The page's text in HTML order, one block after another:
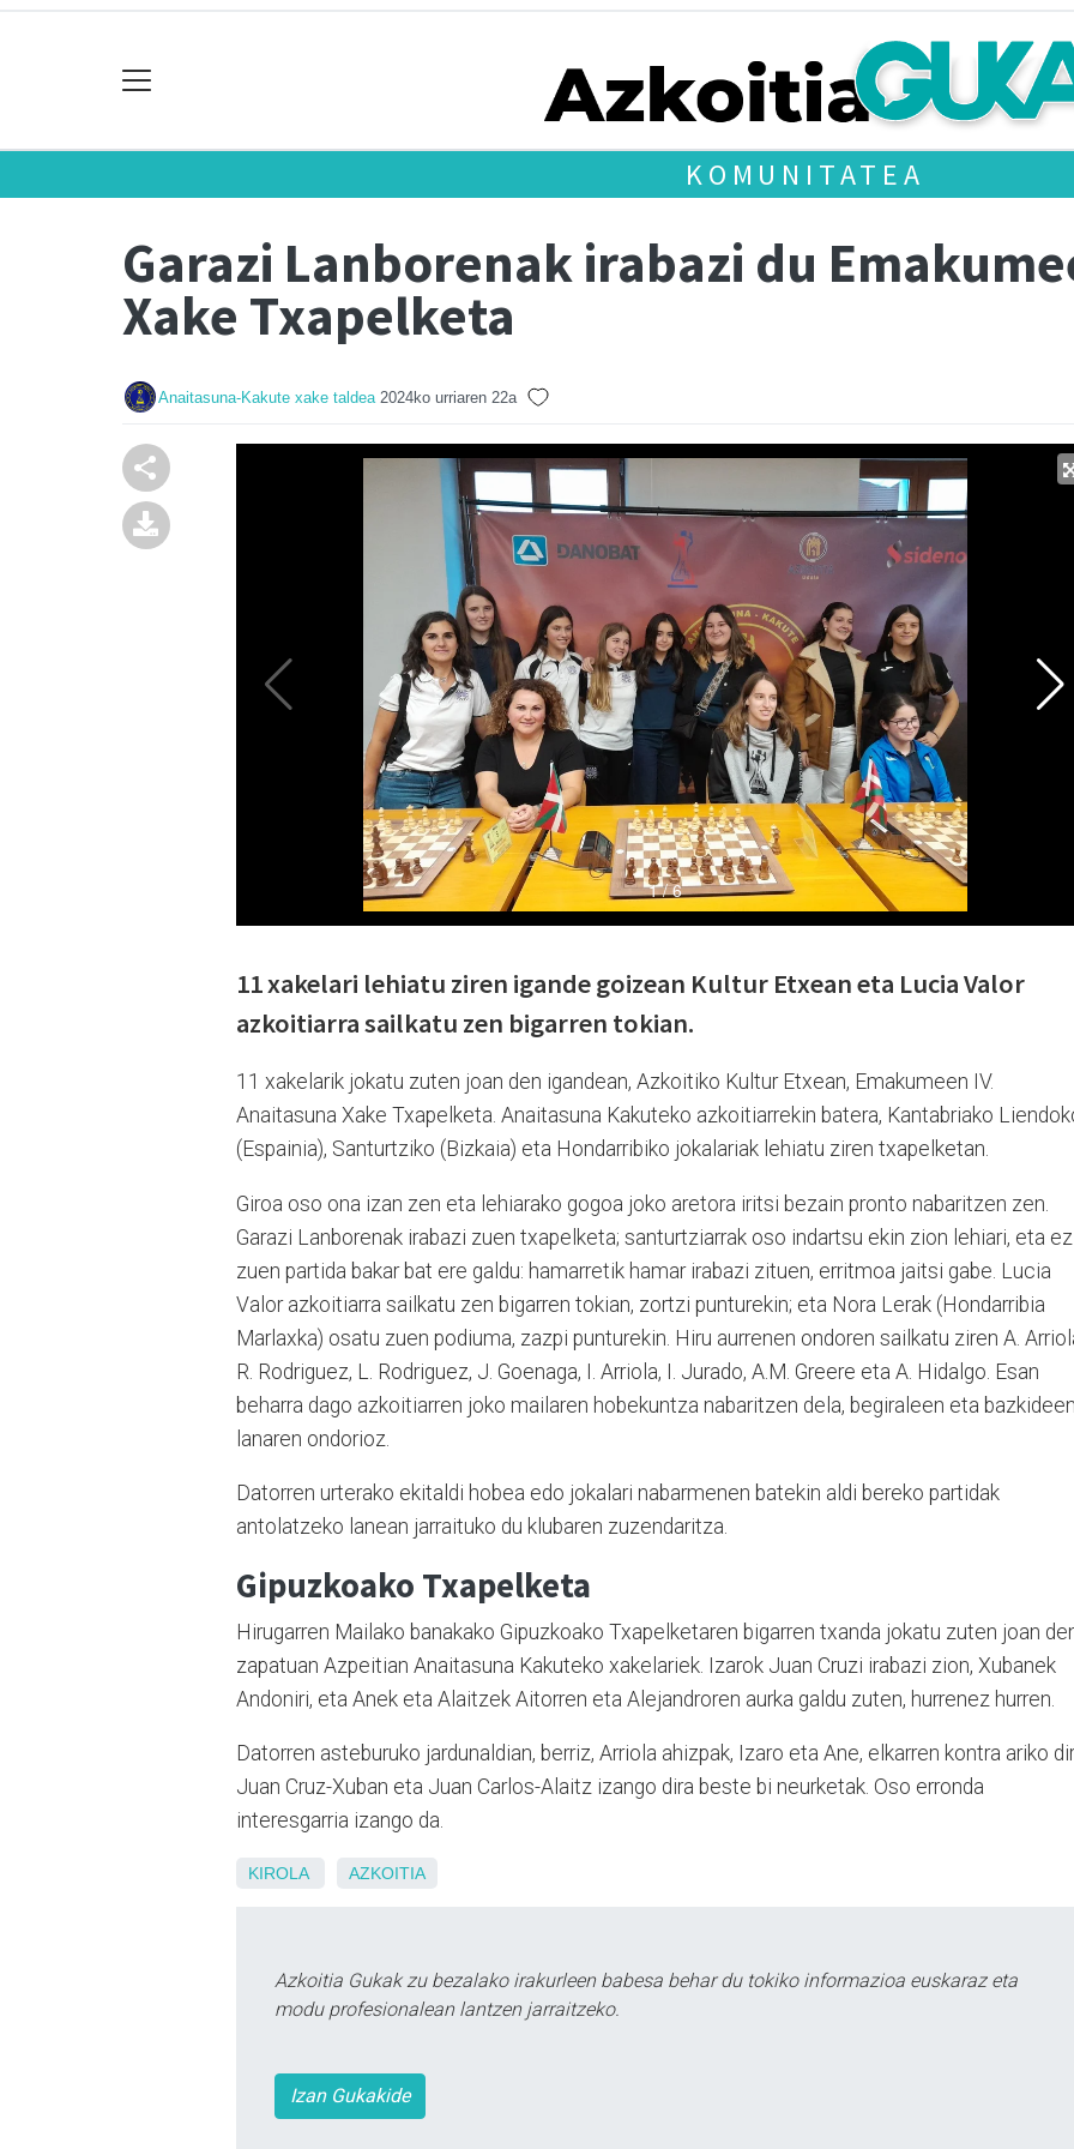
KOMUNITATEA
Garazi Lanborenak irabazi du
Xake Txapelketa
Anaitasuna-Kakute xake taldea 2024ko urriaren 22a
11 xakelari lehiatu ziren igande goizean Kultur Etxean eta Lucia Valor
azkoitiarra sailkatu zen bigarren tokian.
11 xakelarik jokatu zuten joan den igandean, Azkoitiko Kultur Etxean, Emakumeen IV.
Anaitasuna Xake Txapelketa. Anaitasuna Kakuteko azkoitiarrekin batera, Kantabriako
(Espainia), Santurtziko (Bizkaia) eta Hondarribiko jokalariak lehiatu ziren txapelketan.
Giroa oso ona izan zen eta lehiarako gogoa joko aretora iritsi bezain pronto nabaritzen zen.
Garazi Lanborenak irabazi zuen txapelketa; santurtziarrak oso indartsu ekin zion lehiari, eta ez
zuen partida bakar bat ere galdu: hamarretik hamar irabazi zituen, erritmoa jaitsi gabe. Lucia
Valor azkoitiarra sailkatu zen bigarren tokian, zortzi punturekin; eta Nora Lerak (Hondarribia
Marlaxka) osatu zuen podiuma, zazpi punturekin. Hiru aurrenen ondoren sailkatu ziren A.
R. Rodriguez, L. Rodriguez, J. Goenaga, I. Arriola, I. Jurado, A.M. Greere eta A. Hidalgo. Esan
beharra dago azkoitiarren joko mailaren hobekuntza nabaritzen dela, begiraleen eta
lanaren ondorioz.
Datorren urterako ekitaldi hobea edo jokalari nabarmenen batekin aldi bereko partidak
antolatzeko lanean jarraituko du klubaren zuzendaritza.
Gipuzkoako Txapelketa
Hirugarren Mailako banakako Gipuzkoako Txapelketaren bigarren txanda jokatu zuten joan
zapatuan Azpeitian Anaitasuna Kakuteko xakelariek. Izarok Juan Cruzi irabazi zion, Xubanek
Andoniri, eta Anek eta Alaitzek Aitorren eta Alejandroren aurka galdu zuten, hurrenez hurren.
Datorren asteburuko jardunaldian, berriz, Arriola ahizpak, Izaro eta Ane, elkarren kontra ariko
Juan Cruz-Xuban eta Juan Carlos-Alaitz izango dira beste bi neurketak. Oso erronda
interesgarria izango da.
KIROLA AZKOITIA
Azkoitia Gukak zu bezalako irakurleen babesa behar du tokiko informazioa euskaraz eta
modu profesionalean lantzen jarraitzeko.
Izan Gukakide